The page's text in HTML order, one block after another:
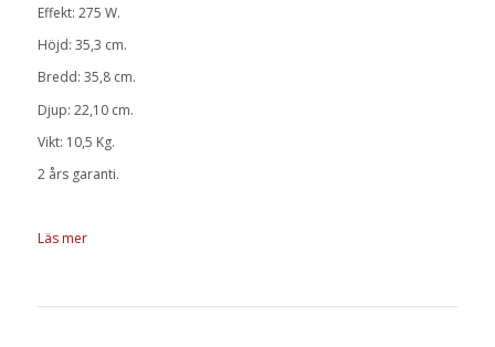
Effekt: 275 W.
Höjd: 35,3 cm.
Bredd: 35,8 cm.
Djup: 22,10 cm.
Vikt: 10,5 Kg.
2 års garanti.
Läs mer